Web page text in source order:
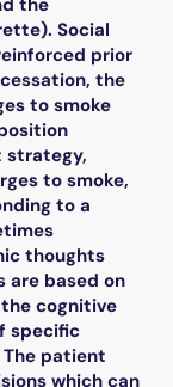
Social
prior
the
to smoke
strategy,
to smoke,
to a
thoughts
are based on
cognitive
specific
patient
which can